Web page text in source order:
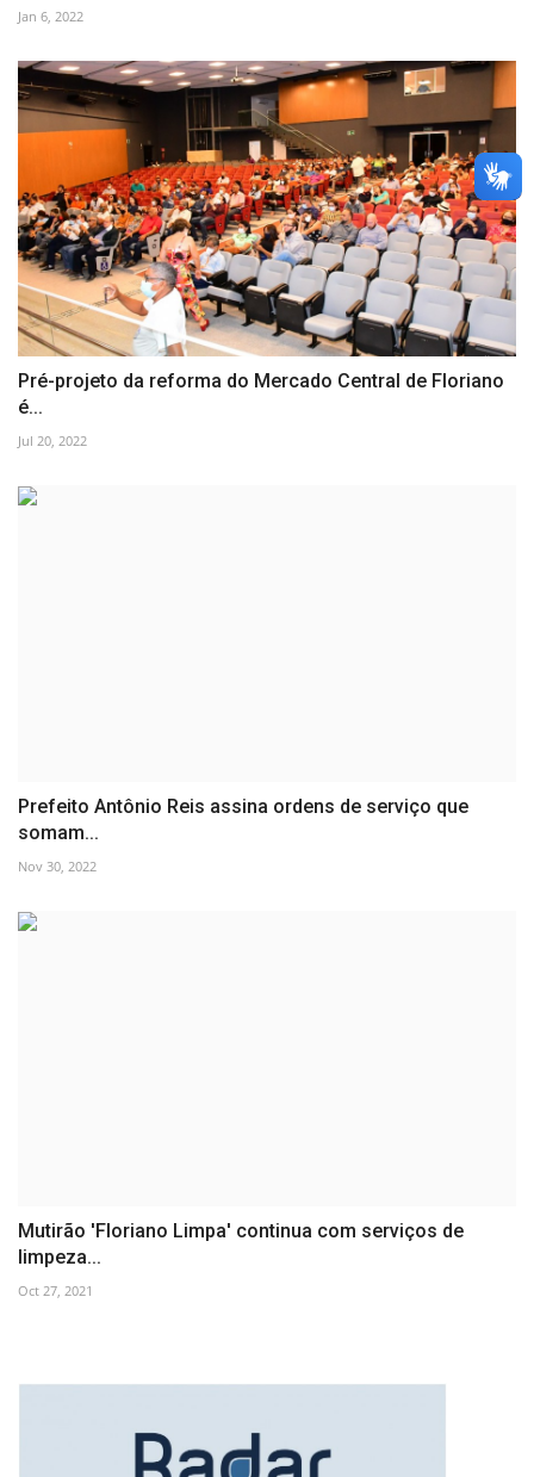
Jan 6, 2022
Pré-projeto da reforma do Mercado Central de Floriano
é...
Jul 20, 2022
Prefeito Antônio Reis assina ordens de serviço que
somam...
Nov 30, 2022
Mutirão 'Floriano Limpa' continua com serviços de
limpeza...
Oct 27, 2021